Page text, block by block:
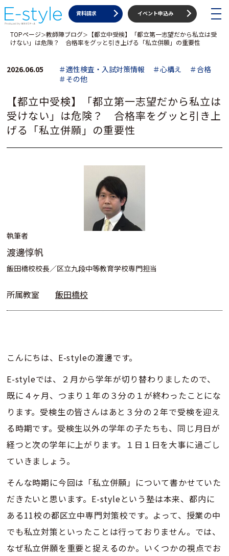
toggle
資料請求 イベント申込み
TOPページ＞教師陣ブログ＞ 【都立中受検】「都立第一志望だから私立は受
けない」は危険？ 合格率をグッと引き上げる「私立併願」の重要性
2026.06.05 ＃適性検査・入試対策情報 ＃心構え
＃合格
＃その他
【都立中受検】「都立第一志望だから私立は
受けない」は危険？ 合格率をグッと引き上
げる「私立併願」の重要性
執筆者
渡邊惇帆
飯田橋校校長／区立九段中等教育学校専門担当
所属教室 飯田橋校
こんにちは、E-styleの渡邊です。
E-styleでは、２月から学年が切り替わりましたので、
既に４ヶ月、つまり１年の３分の１が終わったことにな
ります。受検生の皆さんはあと３分の２年で受検を迎え
る時期です。受検生以外の学年の子たちも、同じ月日が
経つと次の学年に上がります。１日１日を大事に過ごし
ていきましょう。
そんな時期に今回は「私立併願」について書かせていた
だきたいと思います。E-styleという塾は本来、都内に
ある11校の都区立中専門対策校です。よって、授業の中
でも私立対策といったことは行っておりません。では、
なぜ私立併願を重要と捉えるのか。いくつかの視点でお